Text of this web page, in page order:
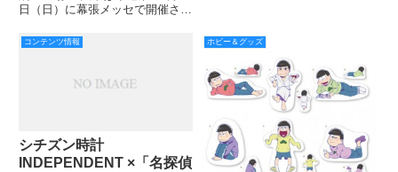
日（日）に幕張メッセで開催され
2017［夏］」で先行発売される
ので（※「国連G対策センター備
先行発売されません）、WFに
コンテンツ情報
シチズン時計
INDEPENDENT ×「名探偵
ホビー＆グッズ